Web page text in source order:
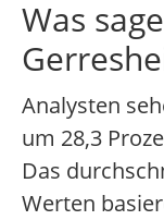
Was
Analysten
um 28,3
Das
Werten